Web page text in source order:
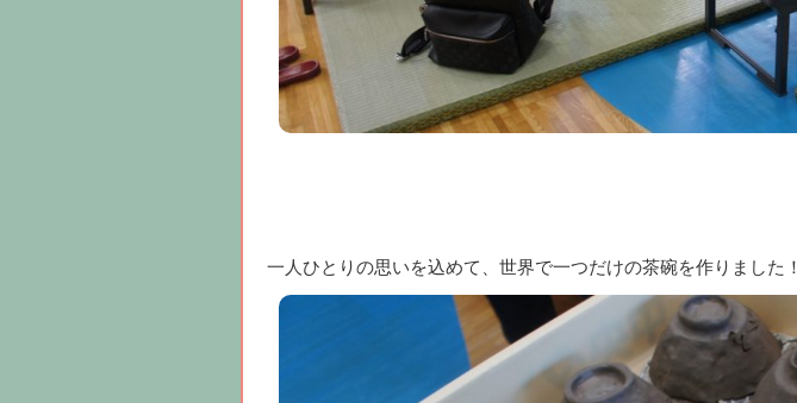
一人ひとりの思いを込めて、世界で一つだけの茶碗を作りました！